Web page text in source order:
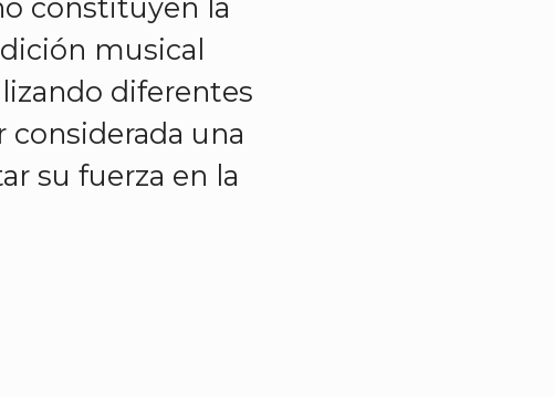
musical
diferentes
considerada una
su fuerza en la